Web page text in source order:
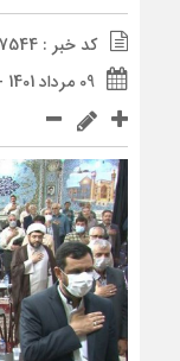
کد خبر : 7544
09 مرداد 1401 - 11:30